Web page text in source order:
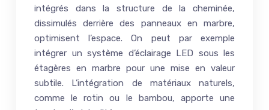
intégrés dans la structure de la cheminée,
dissimulés derrière des panneaux en marbre,
optimisent l’espace. On peut par exemple
intégrer un système d’éclairage LED sous les
étagères en marbre pour une mise en valeur
subtile. L’intégration de matériaux naturels,
comme le rotin ou le bambou, apporte une